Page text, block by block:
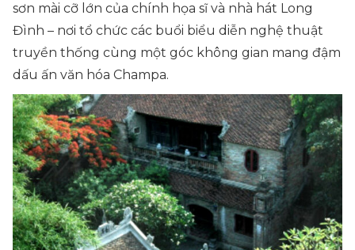
sơn mài cỡ lớn của chính họa sĩ và nhà hát Long
Đình – nơi tổ chức các buổi biểu diễn nghệ thuật
truyền thống cùng một góc không gian mang đậm
dấu ấn văn hóa Champa.